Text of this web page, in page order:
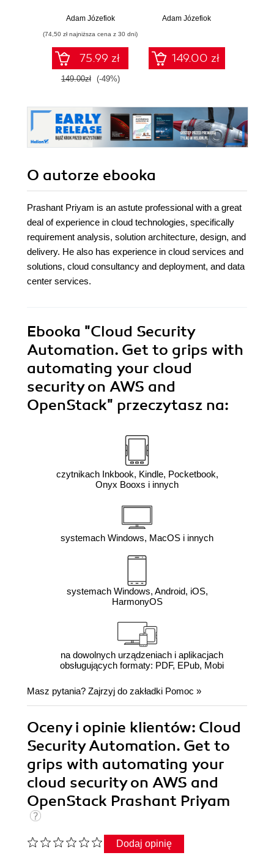
Adam Józefiok
(74,50 zł najniższa cena z 30 dni)
75.99 zł
149.00zł (-49%)
Adam Józefiok
149.00 zł
O autorze ebooka
Prashant Priyam is an astute professional with a great
deal of experience in cloud technologies, specifically
requirement analysis, solution architecture, design, and
delivery. He also has experience in cloud services and
solutions, cloud consultancy and deployment, and data
center services.
Ebooka "Cloud Security
Automation. Get to grips with
automating your cloud
security on AWS and
OpenStack" przeczytasz na:
czytnikach Inkbook, Kindle, Pocketbook,
Onyx Booxs i innych
systemach Windows, MacOS i innych
systemach Windows, Android, iOS,
HarmonyOS
na dowolnych urządzeniach i aplikacjach
obsługujących formaty: PDF, EPub, Mobi
Masz pytania? Zajrzyj do zakładki Pomoc »
Oceny i opinie klientów: Cloud
Security Automation. Get to
grips with automating your
cloud security on AWS and
OpenStack Prashant Priyam
Dodaj opinię